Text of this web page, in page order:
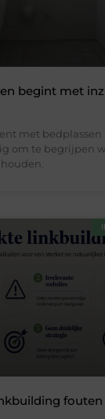
begint met
met bedplassen
om te begrijpen
fouten